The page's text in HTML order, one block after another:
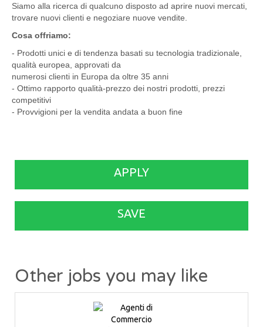
Siamo alla ricerca di qualcuno disposto ad aprire nuovi mercati,
trovare nuovi clienti e negoziare nuove vendite.
Cosa offriamo:
- Prodotti unici e di tendenza basati su tecnologia tradizionale,
qualità europea, approvati da
numerosi clienti in Europa da oltre 35 anni
- Ottimo rapporto qualità-prezzo dei nostri prodotti, prezzi
competitivi
- Provvigioni per la vendita andata a buon fine
APPLY
SAVE
Other jobs you may like